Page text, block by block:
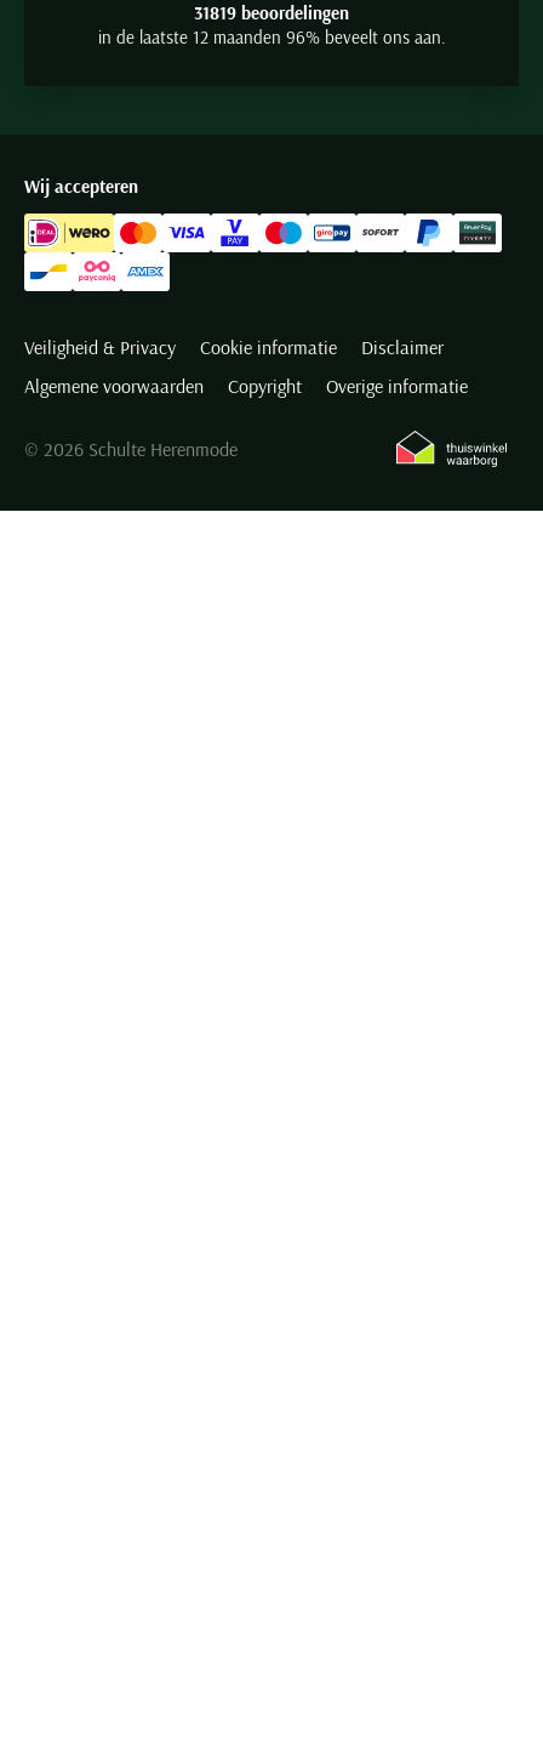
31819 beoordelingen
in de laatste 12 maanden 96% beveelt ons aan.
Wij accepteren
Veiligheid & Privacy Cookie informatie
Disclaimer
Algemene voorwaarden
Copyright Overige informatie
© 2026 Schulte Herenmode